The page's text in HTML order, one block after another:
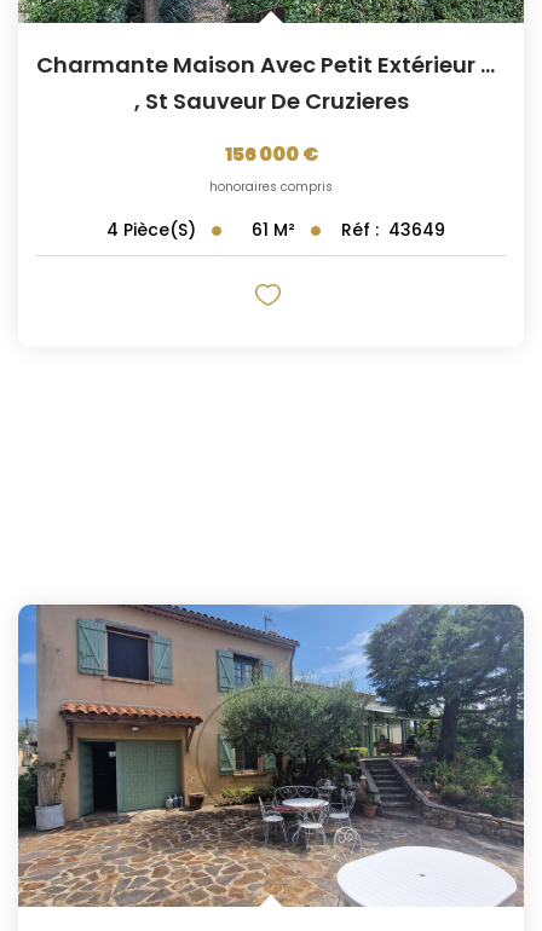
Charmante Maison Avec Petit Extérieur À St Sauveur De...
, St Sauveur De Cruzieres
156 000 €
honoraires compris
4 Pièce(s) 61 M² Réf : 43649